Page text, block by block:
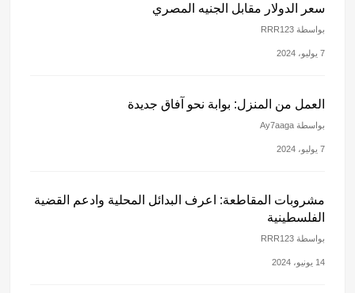
سعر الدولار مقابل الجنيه المصري
بواسطة RRR123
7 يوليو، 2024
العمل من المنزل: بوابة نحو آفاق جديدة
بواسطة Ay7aaga
7 يوليو، 2024
مشروبات المقاطعة: اعرف البدائل المحلية وادعم القضية
الفلسطينية
بواسطة RRR123
14 يونيو، 2024